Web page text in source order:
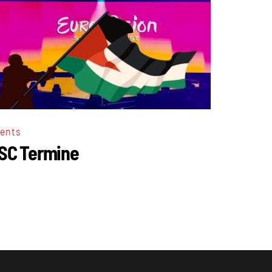
Termine